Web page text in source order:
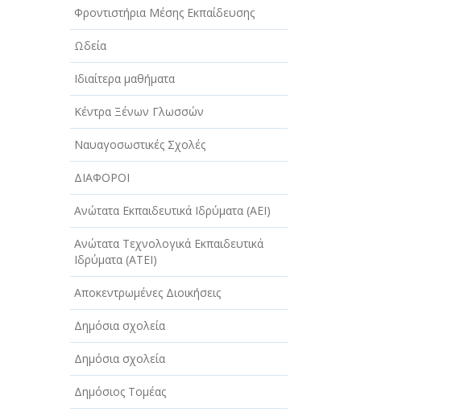
ΕΡΓΟΣΤΑΣΙΑ - ΒΙΟΜΗΧΑΝΙΕΣ
ΞΕΝΟΔΟΧΕΙΑ - ΤΟΥΡΙΣΜΟΣ
ΟΜΟΡΦΙΑ
ΠΑΡΟΧΗ ΥΠΗΡΕΣΙΩΝ
ΤΕΧΝΙΚΑ - ΚΑΤΑΣΚΕΥΑΣΤΙΚΑ
ΤΕΧΝΟΛΟΓΙΑ
ΥΓΕΙΑ - ΙΑΤΡΟΙ
ΦΑΓΗΤΟ
Φροντιστήρια Μέσης Εκπαίδευσης
Ωδεία
Ιδιαίτερα μαθήματα
Κέντρα Ξένων Γλωσσών
Ναυαγοσωστικές Σχολές
ΔΙΑΦΟΡΟΙ
Ανώτατα Εκπαιδευτικά Ιδρύματα (ΑΕΙ)
Ανώτατα Τεχνολογικά Εκπαιδευτικά
Ιδρύματα (ΑΤΕΙ)
Αποκεντρωμένες Διοικήσεις
Δημόσια σχολεία
Δημόσια σχολεία
Δημόσιος Τομέας